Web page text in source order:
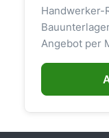
Handwerker-
Angebot per